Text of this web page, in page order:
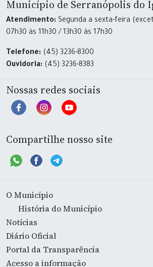
Município de Serranópolis do
Atendimento: Segunda a sexta-feira
07h30 às 11h30 / 13h30 às 17h30
Telefone: (45) 3236-8300
Ouvidoria: (45) 3236-8383
Nossas redes sociais
Compartilhe nosso site
O Município
História do Município
Notícias
Diário Oficial
Portal da Transparência
Acesso a informação